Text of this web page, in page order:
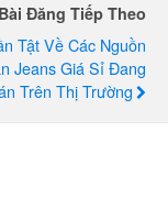
Bài Đăng Tiếp Theo
Tật Về Các Nguồn
Jeans Giá Sỉ Đang
Trên Thị Trường